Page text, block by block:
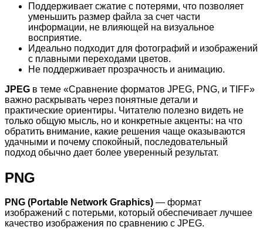
Поддерживает сжатие с потерями, что позволяет
уменьшить размер файла за счет части
информации, не влияющей на визуальное
восприятие.
Идеально подходит для фотографий и изображений
с плавными переходами цветов.
Не поддерживает прозрачность и анимацию.
JPEG в теме «Сравнение форматов JPEG, PNG, и TIFF»
важно раскрывать через понятные детали и
практические ориентиры. Читателю полезно видеть не
только общую мысль, но и конкретные акценты: на что
обратить внимание, какие решения чаще оказываются
удачными и почему спокойный, последовательный
подход обычно дает более уверенный результат.
PNG
PNG (Portable Network Graphics) — формат
изображений с потерьми, который обеспечивает лучшее
качество изображения по сравнению с JPEG.